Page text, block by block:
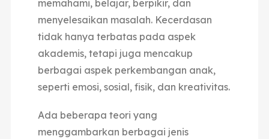
memahami, belajar, berpikir, dan
menyelesaikan masalah. Kecerdasan
tidak hanya terbatas pada aspek
akademis, tetapi juga mencakup
berbagai aspek perkembangan anak,
seperti emosi, sosial, fisik, dan kreativitas.
Ada beberapa teori yang
menggambarkan berbagai jenis